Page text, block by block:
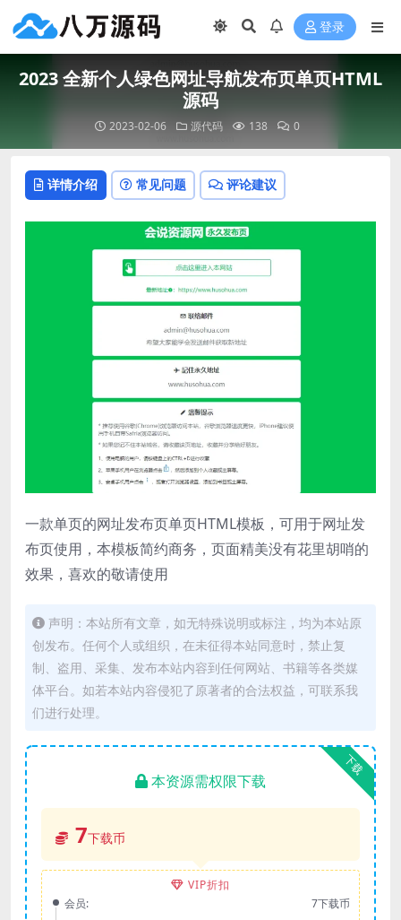
登录
2023 全新个人绿色网址导航发布页单页HTML
源码
2023-02-06 源代码 138 0
详情介绍 常见问题 评论建议
一款单页的网址发布页单页HTML模板，可用于网址发
布页使用，本模板简约商务，页面精美没有花里胡哨的
效果，喜欢的敬请使用
声明：本站所有文章，如无特殊说明或标注，均为本站原
创发布。任何个人或组织，在未征得本站同意时，禁止复
制、盗用、采集、发布本站内容到任何网站、书籍等各类媒
体平台。如若本站内容侵犯了原著者的合法权益，可联系我
们进行处理。
下载
本资源需权限下载
7下载币
VIP折扣
会员:
7下载币